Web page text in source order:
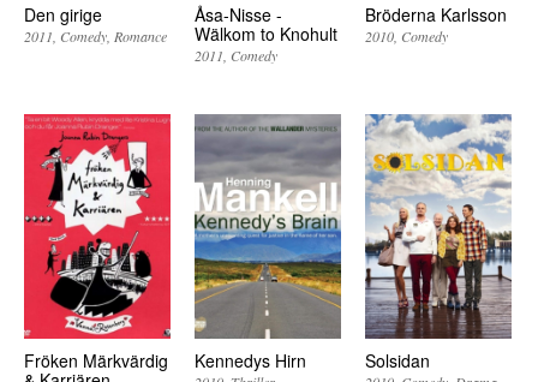
Den girige
2011 Comedy Romance
Åsa-Nisse -
Wälkom to Knohult
2011 Comedy
Bröderna Karlsson
2010 Comedy
Fröken Märkvärdig
Kennedys Hirn Solsidan